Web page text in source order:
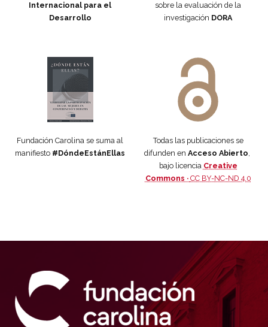
Internacional para el
Desarrollo
sobre la evaluación de la
investigación DORA
Fundación Carolina se suma al
manifiesto #DóndeEstánEllas
Todas las publicaciones se
difunden en Acceso Abierto
bajo licencia Creative
Commons · CC BY-NC-ND 4.0